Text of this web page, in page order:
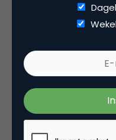
het concept
aan de andere kant
ervoor te zorgen
blijven werken, is het
hierbij een
voor zichzelf